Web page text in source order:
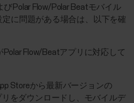
Polar Flow/Polar Beatモバイル
定に問題がある場合は、以下を確
Flow/Beatアプリに対応して
Storeから最新バージョンの
リをダウンロードし、モバイルデ